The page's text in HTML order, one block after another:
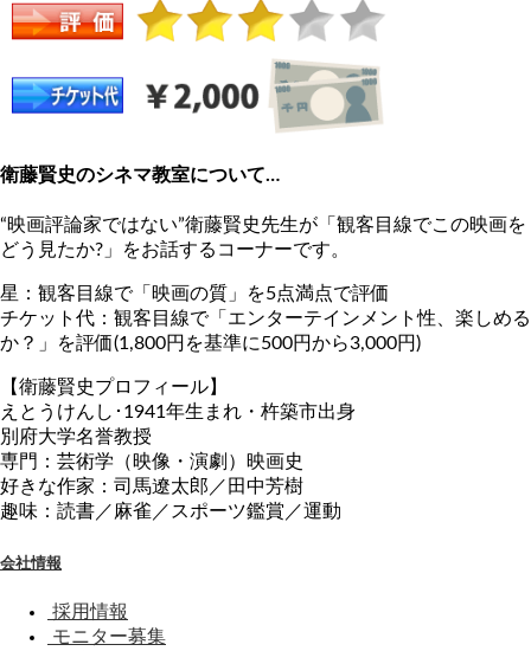
衛藤賢史のシネマ教室について…
“映画評論家ではない”衛藤賢史先生が「観客目線でこの映画を
どう見たか?」をお話するコーナーです。
星：観客目線で「映画の質」を5点満点で評価
チケット代：観客目線で「エンターテインメント性、楽しめる
か？」を評価(1,800円を基準に500円から3,000円)
【衛藤賢史プロフィール】
えとうけんし･1941年生まれ・杵築市出身
別府大学名誉教授
専門：芸術学（映像・演劇）映画史
好きな作家：司馬遼太郎／田中芳樹
趣味：読書／麻雀／スポーツ鑑賞／運動
会社情報
採用情報
モニター募集